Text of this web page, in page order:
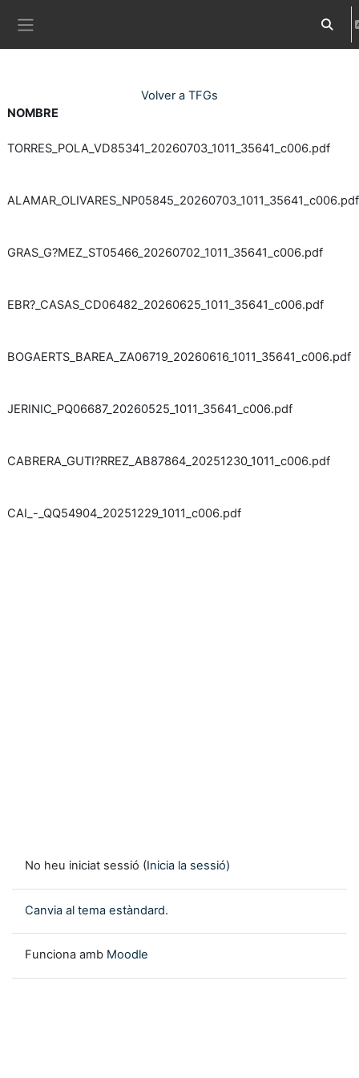
Volver a TFGs
NOMBRE
TORRES_POLA_VD85341_20260703_1011_35641_c006.pdf
ALAMAR_OLIVARES_NP05845_20260703_1011_35641_c006.pdf
GRAS_G?MEZ_ST05466_20260702_1011_35641_c006.pdf
EBR?_CASAS_CD06482_20260625_1011_35641_c006.pdf
BOGAERTS_BAREA_ZA06719_20260616_1011_35641_c006.pdf
JERINIC_PQ06687_20260525_1011_35641_c006.pdf
CABRERA_GUTI?RREZ_AB87864_20251230_1011_c006.pdf
CAI_-_QQ54904_20251229_1011_c006.pdf
No heu iniciat sessió (Inicia la sessió)
Canvia al tema estàndard.
Funciona amb Moodle